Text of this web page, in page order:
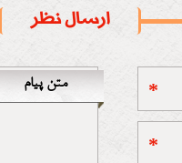
ارسال نظر
*
*
متن پیام